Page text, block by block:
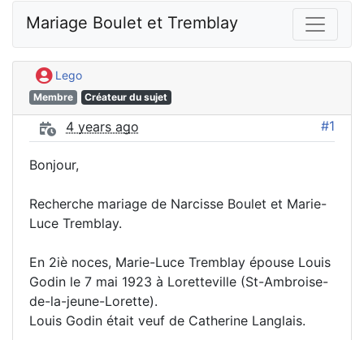
Mariage Boulet et Tremblay
Lego
Membre Créateur du sujet
4 years ago #1
Bonjour,
Recherche mariage de Narcisse Boulet et Marie-
Luce Tremblay.
En 2iè noces, Marie-Luce Tremblay épouse Louis
Godin le 7 mai 1923 à Loretteville (St-Ambroise-
de-la-jeune-Lorette).
Louis Godin était veuf de Catherine Langlais.